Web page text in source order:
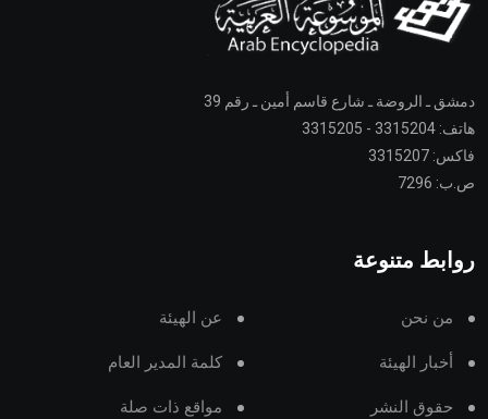
دمشق ـ الروضة ـ شارع قاسم أمين ـ رقم 39
هاتف: 3315204 - 3315205
فاكس: 3315207
ص.ب: 7296
روابط متنوعة
من نحن عن الهيئة
أخبار الهيئة كلمة المدير العام
حقوق النشر مواقع ذات صلة